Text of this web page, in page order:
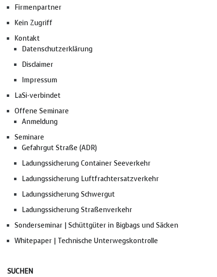
Firmenpartner
Kein Zugriff
Kontakt
Datenschutzerklärung
Disclaimer
Impressum
LaSi-verbindet
Offene Seminare
Anmeldung
Seminare
Gefahrgut Straße (ADR)
Ladungssicherung Container Seeverkehr
Ladungssicherung Luftfrachtersatzverkehr
Ladungssicherung Schwergut
Ladungssicherung Straßenverkehr
Sonderseminar | Schüttgüter in Bigbags und Säcken
Whitepaper | Technische Unterwegskontrolle
SUCHEN